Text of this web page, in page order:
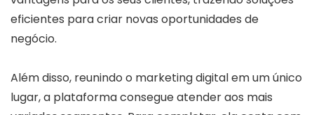
eficientes para criar novas oportunidades de
negócio.
Além disso, reunindo o marketing digital em um único
lugar, a plataforma consegue atender aos mais